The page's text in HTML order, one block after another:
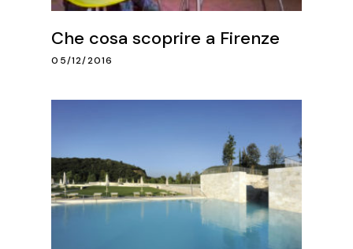
Che cosa scoprire a Firenze
05/12/2016